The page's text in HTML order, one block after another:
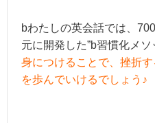
bわたしの英会話では、
元に開発した”b習慣化メソ
身につけることで、挫折
を歩んでいけるでしょう♪